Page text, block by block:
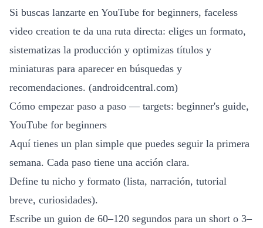
Si buscas lanzarte en YouTube for beginners, faceless
video creation te da una ruta directa: eliges un formato,
sistematizas la producción y optimizas títulos y
miniaturas para aparecer en búsquedas y
recomendaciones. (androidcentral.com)
Cómo empezar paso a paso — targets: beginner's guide,
YouTube for beginners
Aquí tienes un plan simple que puedes seguir la primera
semana. Cada paso tiene una acción clara.
Define tu nicho y formato (lista, narración, tutorial
breve, curiosidades).
Escribe un guion de 60–120 segundos para un short o 3–